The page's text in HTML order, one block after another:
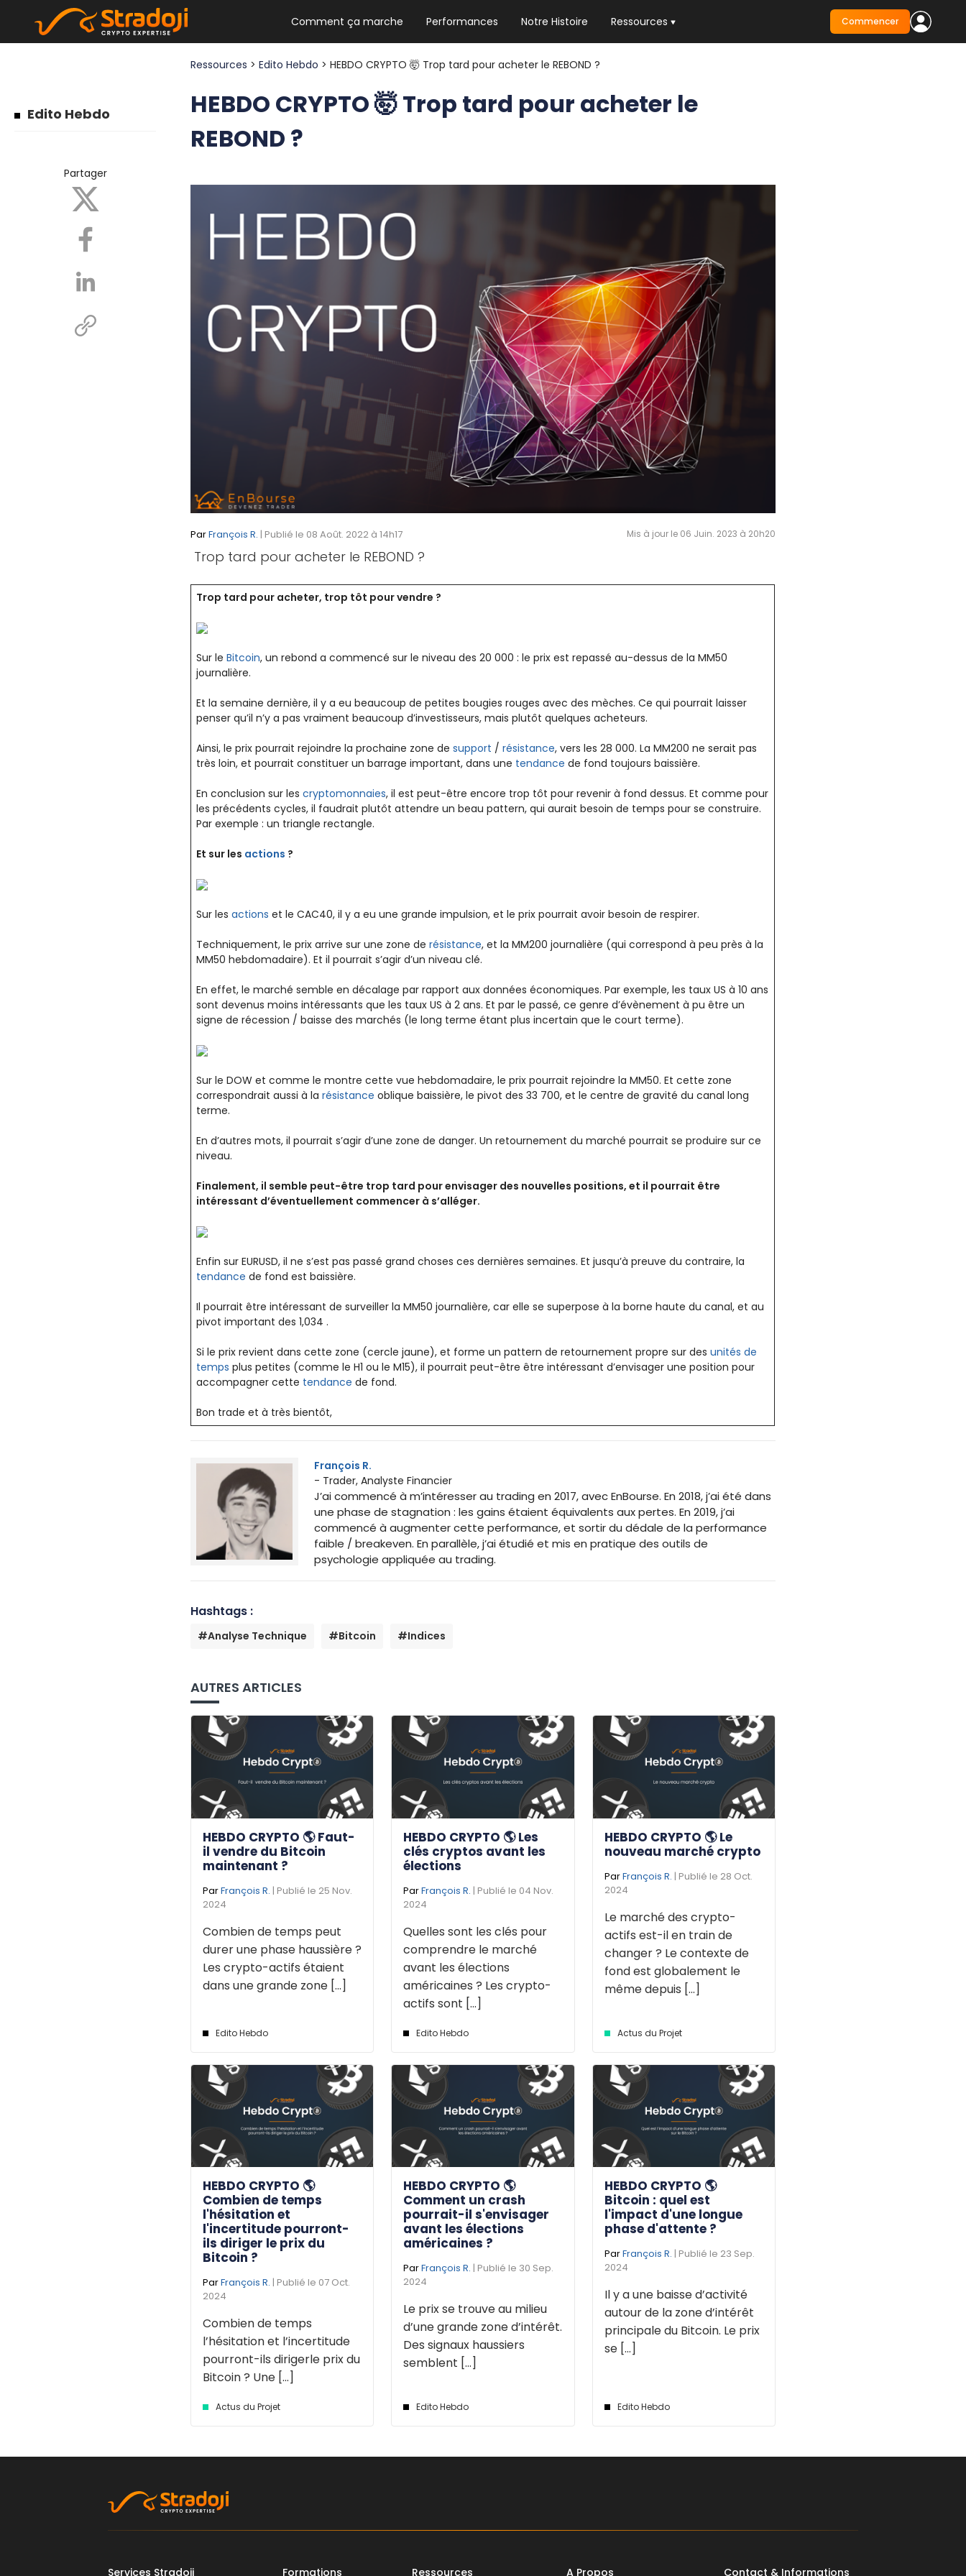
Comment ça marche Performances Notre Histoire Ressources
NEWSLETTER HEBDO
Les news crypto dont vous avez besoin
Commencer
Edito Hebdo
Partager
Ressources >Edito Hebdo > HEBDO CRYPTO 🤯 Trop tard pour acheter le REBOND ?
HEBDO CRYPTO 🤯 Trop tard pour acheter le
REBOND ?
ParFrançois R. | Publié le 08 Août. 2022 à 14h17 Mis à jour le 06 Juin. 2023 à 20h20
Trop tard pour acheter le REBOND ?
Trop tard pour acheter, trop tôt pour vendre ?
Sur leBitcoin, un rebond a commencé sur le niveau des 20 000 : le prix est repassé au-dessus de la MM50
journalière.
Et la semaine dernière, il y a eu beaucoup de petites bougies rouges avec des mèches. Ce qui pourrait laisser
penser qu’il n’y a pas vraiment beaucoup d’investisseurs, mais plutôt quelques acheteurs.
Ainsi, le prix pourrait rejoindre la prochaine zone desupport /résistance, vers les 28 000. La MM200 ne serait pas
très loin, et pourrait constituer un barrage important, dans une tendance de fond toujours baissière.
En conclusion sur lescryptomonnaies, il est peut-être encore trop tôt pour revenir à fond dessus. Et comme pour
les précédents cycles, il faudrait plutôt attendre un beau pattern, qui aurait besoin de temps pour se construire.
Par exemple : un triangle rectangle.
Et sur les actions ?
Sur lesactions et le CAC40, il y a eu une grande impulsion, et le prix pourrait avoir besoin de respirer.
Techniquement, le prix arrive sur une zone derésistance, et la MM200 journalière (qui correspond à peu près à la
MM50 hebdomadaire). Et il pourrait s’agir d’un niveau clé.
En effet, le marché semble en décalage par rapport aux données économiques. Par exemple, les taux US à 10 ans
sont devenus moins intéressants que les taux US à 2 ans. Et par le passé, ce genre d’évènement à pu être un
signe de récession / baisse des marchés (le long terme étant plus incertain que le court terme).
Sur le DOW et comme le montre cette vue hebdomadaire, le prix pourrait rejoindre la MM50. Et cette zone
correspondrait aussi à larésistance oblique baissière, le pivot des 33 700, et le centre de gravité du canal long
terme.
En d’autres mots, il pourrait s’agir d’une zone de danger. Un retournement du marché pourrait se produire sur ce
niveau.
Finalement, il semble peut-être trop tard pour envisager des nouvelles positions, et il pourrait être
intéressant d’éventuellement commencer à s’alléger.
Enfin sur EURUSD, il ne s’est pas passé grand choses ces dernières semaines. Et jusqu’à preuve du contraire, la
tendance de fond est baissière.
Il pourrait être intéressant de surveiller la MM50 journalière, car elle se superpose à la borne haute du canal, et au
pivot important des 1,034 .
Si le prix revient dans cette zone (cercle jaune), et forme un pattern de retournement propre sur desunités de
temps plus petites (comme le H1 ou le M15), il pourrait peut-être être intéressant d’envisager une position pour
accompagner cette tendance de fond.
Bon trade et à très bientôt,
François R.
- Trader, Analyste Financier
J’ai commencé à m’intéresser au trading en 2017, avec EnBourse. En 2018, j’ai été dans
une phase de stagnation : les gains étaient équivalents aux pertes. En 2019, j’ai
commencé à augmenter cette performance, et sortir du dédale de la performance
faible / breakeven. En parallèle, j’ai étudié et mis en pratique des outils de
psychologie appliquée au trading.
Hashtags :
#Analyse Technique #Bitcoin #Indices
AUTRES ARTICLES
HEBDO CRYPTO 🌎 Faut-
il vendre du Bitcoin
maintenant ?
ParFrançois R. | Publié le 25 Nov.
2024
Combien de temps peut
durer une phase haussière ?
Les crypto-actifs étaient
dans une grande zone [...]
Edito Hebdo
HEBDO CRYPTO 🌎 Les
clés cryptos avant les
élections
ParFrançois R. | Publié le 04 Nov.
2024
Quelles sont les clés pour
comprendre le marché
avant les élections
américaines ? Les crypto-
actifs sont [...]
Edito Hebdo
HEBDO CRYPTO 🌎 Le
nouveau marché crypto
ParFrançois R. | Publié le 28 Oct.
2024
Le marché des crypto-
actifs est-il en train de
changer ? Le contexte de
fond est globalement le
même depuis [...]
Actus du Projet
HEBDO CRYPTO 🌎
Combien de temps
l'hésitation et
l'incertitude pourront-
ils diriger le prix du
Bitcoin ?
ParFrançois R. | Publié le 07 Oct.
2024
Combien de temps
l’hésitation et l’incertitude
pourront-ils dirigerle prix du
Bitcoin ? Une [...]
Actus du Projet
HEBDO CRYPTO 🌎
Comment un crash
pourrait-il s'envisager
avant les élections
américaines ?
ParFrançois R. | Publié le 30 Sep.
2024
Le prix se trouve au milieu
d’une grande zone d’intérêt.
Des signaux haussiers
semblent [...]
Edito Hebdo
HEBDO CRYPTO 🌎
Bitcoin : quel est
l'impact d'une longue
phase d'attente ?
ParFrançois R. | Publié le 23 Sep.
2024
Il y a une baisse d’activité
autour de la zone d’intérêt
principale du Bitcoin. Le prix
se [...]
Edito Hebdo
Services Stradoji Formations Ressources A Propos Contact & Informations